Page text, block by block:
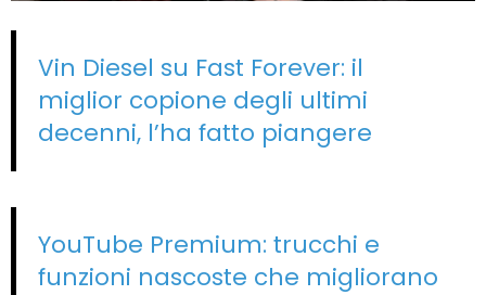
Vin Diesel su Fast Forever: il
miglior copione degli ultimi
decenni, l’ha fatto piangere
YouTube Premium: trucchi e
funzioni nascoste che migliorano